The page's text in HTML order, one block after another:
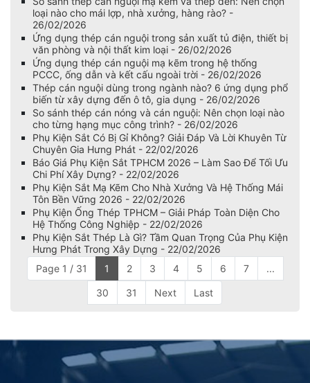
loại nào cho mái lợp, nhà xưởng, hàng rào? -
26/02/2026
Ứng dụng thép cán nguội trong sản xuất tủ điện, thiết bị
văn phòng và nội thất kim loại - 26/02/2026
Ứng dụng thép cán nguội mạ kẽm trong hệ thống
PCCC, ống dẫn và kết cấu ngoài trời - 26/02/2026
Thép cán nguội dùng trong ngành nào? 6 ứng dụng phổ
biến từ xây dựng đến ô tô, gia dụng - 26/02/2026
So sánh thép cán nóng và cán nguội: Nên chọn loại nào
cho từng hạng mục công trình? - 26/02/2026
Phụ Kiện Sắt Có Bị Gỉ Không? Giải Đáp Và Lời Khuyên Từ
Chuyên Gia Hưng Phát - 22/02/2026
Báo Giá Phụ Kiện Sắt TPHCM 2026 – Làm Sao Để Tối Ưu
Chi Phí Xây Dựng? - 22/02/2026
Phụ Kiện Sắt Mạ Kẽm Cho Nhà Xưởng Và Hệ Thống Mái
Tôn Bền Vững 2026 - 22/02/2026
Phụ Kiện Ống Thép TPHCM – Giải Pháp Toàn Diện Cho
Hệ Thống Công Nghiệp - 22/02/2026
Phụ Kiện Sắt Thép Là Gì? Tầm Quan Trọng Của Phụ Kiện
Hưng Phát Trong Xây Dựng - 22/02/2026
Page 1 / 31
1 2 3 4 5 6 7 ...
30 31 Next Last